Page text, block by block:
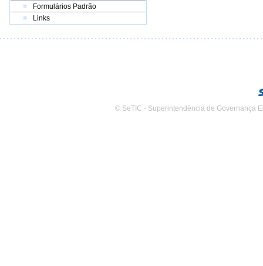
Formulários Padrão
Links
© SeTIC - Superintendência de Governança